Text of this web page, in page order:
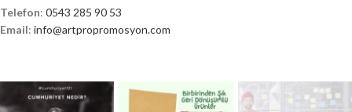
Telefon: 0543 285 90 53
Email: info@artpropromosyon.com